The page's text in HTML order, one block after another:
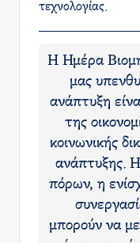
τεχνολογίας.
Η Ημέρα
μας
ανάπτυξη
της
κοινωνικής
ανάπτυξης.
πόρων, η
μπορούν να